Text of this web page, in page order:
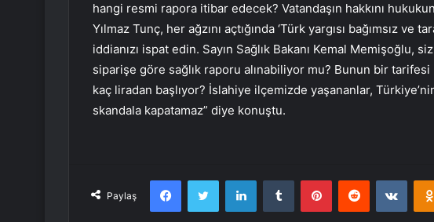
hangi resmi rapora itibar edecek? Vatandaşın hakkını
Yılmaz Tunç, her ağzını açtığında ‘Türk yargısı bağımsız ve
iddianızı ispat edin. Sayın Sağlık Bakanı Kemal Memişoğlu,
siparişe göre sağlık raporu alınabiliyor mu? Bunun bir
kaç liradan başlıyor? İslahiye ilçemizde yaşananlar,
skandala kapatamaz” diye konuştu.
Paylaş
FacebookTwitter LinkedInTumblr PinterestReddit